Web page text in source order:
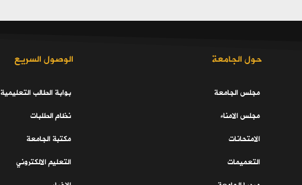
الوصول السريع
بوابة الطالب التعليمية
نظام الطلبات
مكتبة الجامعة
التعليم الالكتروني
حول الجامعة
مجلس الجامعة
مجلس الامناء
الامتحانات
التعميمات